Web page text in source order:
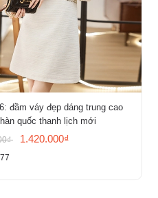
đầm váy đẹp dáng trung cao
quốc thanh lịch mới
1.420.000₫